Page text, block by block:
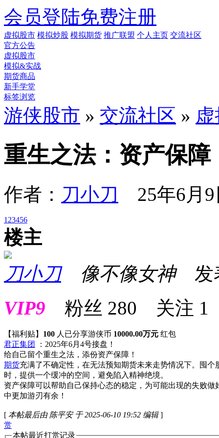
会员登陆免费注册
虚拟股市 模拟炒股 模拟期货 推广联盟 个人主页 交流社区
官方公告
虚拟股市
模拟&实战
期货商品
新手学堂
标签浏览
游侠股市 » 交流社区 »
重生之法：资产保障
作者： 刀小刀 25年6月
1 23456
楼主
刀小刀
像不像女神发
VIP9 粉丝 280 关注 1
【福利贴】 100 人已分享游侠币 10000.00万元 红包
君正集团
：2025年6月4号接盘！
给自己留个重生之法，添份资产保障！
期货充满了不确定性，在无法预知期货未来走势情况下。囤个
时，提供一个缓冲的空间，避免陷入精神绝境。
资产保障可以帮助自己保持心态的稳定，为可能出现的失败做
中更加游刃有余！
[ 本帖最后由 陈平安 于 2025-06-10 19:52 编辑]
赏
本帖最近打赏记录